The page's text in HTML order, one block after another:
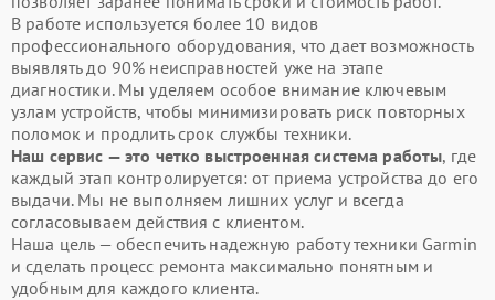
В работе используется более 10 видов
профессионального оборудования, что дает возможность
выявлять до 90% неисправностей уже на этапе
диагностики. Мы уделяем особое внимание ключевым
узлам устройств, чтобы минимизировать риск повторных
поломок и продлить срок службы техники.
Наш сервис — это четко выстроенная система работы, где
каждый этап контролируется: от приема устройства до его
выдачи. Мы не выполняем лишних услуг и всегда
согласовываем действия с клиентом.
Наша цель — обеспечить надежную работу техники Garmin
и сделать процесс ремонта максимально понятным и
удобным для каждого клиента.